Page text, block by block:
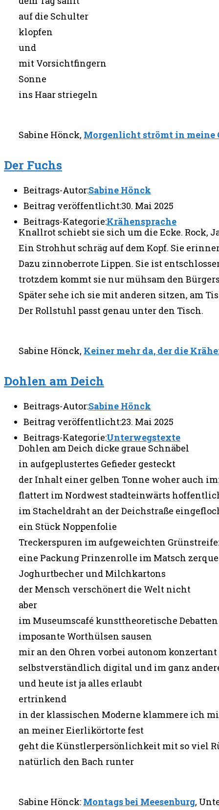
auf die Schulter
klopfen
und
mit Vorsichtfingern
Sonne
ins Haar striegeln
Sabine Hönck, Morgenlicht strömt in meine
Der Fuchs
Beitrags-Autor:Sabine Hönck
Beitrag veröffentlicht:30. Mai 2025
Beitrags-Kategorie:Krähensprache
Knallrot schiebt sie sich um die Ecke. Rock,
Ein Strohhut schräg auf dem Kopf. Sie
Dazu zinnoberrote Lippen. Sie ist
trotzdem kommt sie nur mühsam den
Später sehe ich sie mit anderen sitzen, am
Der Rollstuhl passt genau unter den Tisch.
Sabine Hönck, Keiner mehr da, der die
Dohlen am Deich
Beitrags-Autor:Sabine Hönck
Beitrag veröffentlicht:23. Mai 2025
Beitrags-Kategorie:Unterwegstexte
Dohlen am Deich dicke graue Schnäbel
in aufgeplustertes Gefieder gesteckt
der Inhalt einer gelben Tonne woher auch
flattert im Nordwest stadteinwärts
im Stacheldraht an der Deichstraße
ein Stück Noppenfolie
Treckerspuren im aufgeweichten
eine Packung Prinzenrolle im Matsch
Joghurtbecher und Milchkartons
der Mensch verschönert die Welt nicht
aber
im Museumscafé kunsttheoretische
imposante Worthülsen sausen
mir an den Ohren vorbei autonom
selbstverständlich digital und im ganz
und heute ist ja alles erlaubt
ertrinkend
in der klassischen Moderne klammere ich
an meiner Eierlikörtorte fest
geht die Künstlerpersönlichkeit mit so viel
natürlich den Bach runter
Sabine Hönck: Montags bei Meesenburg,